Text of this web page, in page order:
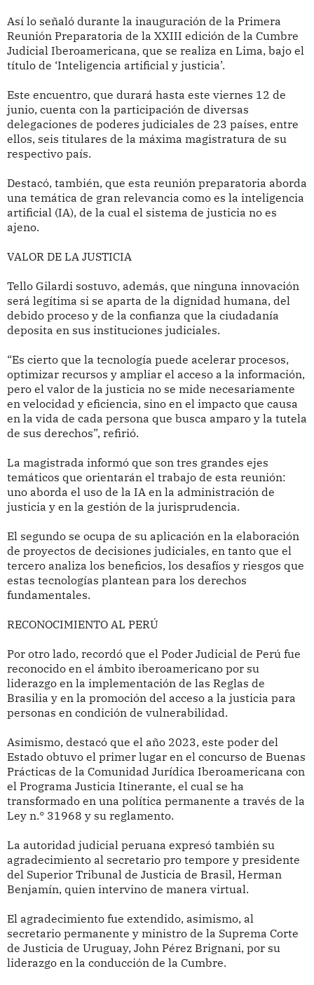
Así lo señaló durante la inauguración de la Primera
Reunión Preparatoria de la XXIII edición de la Cumbre
Judicial Iberoamericana, que se realiza en Lima, bajo el
título de ‘Inteligencia artificial y justicia’.
Este encuentro, que durará hasta este viernes 12 de
junio, cuenta con la participación de diversas
delegaciones de poderes judiciales de 23 países, entre
ellos, seis titulares de la máxima magistratura de su
respectivo país.
Destacó, también, que esta reunión preparatoria aborda
una temática de gran relevancia como es la inteligencia
artificial (IA), de la cual el sistema de justicia no es
ajeno.
VALOR DE LA JUSTICIA
Tello Gilardi sostuvo, además, que ninguna innovación
será legítima si se aparta de la dignidad humana, del
debido proceso y de la confianza que la ciudadanía
deposita en sus instituciones judiciales.
“Es cierto que la tecnología puede acelerar procesos,
optimizar recursos y ampliar el acceso a la información,
pero el valor de la justicia no se mide necesariamente
en velocidad y eficiencia, sino en el impacto que causa
en la vida de cada persona que busca amparo y la tutela
de sus derechos”, refirió.
La magistrada informó que son tres grandes ejes
temáticos que orientarán el trabajo de esta reunión:
uno aborda el uso de la IA en la administración de
justicia y en la gestión de la jurisprudencia.
El segundo se ocupa de su aplicación en la elaboración
de proyectos de decisiones judiciales, en tanto que el
tercero analiza los beneficios, los desafíos y riesgos que
estas tecnologías plantean para los derechos
fundamentales.
RECONOCIMIENTO AL PERÚ
Por otro lado, recordó que el Poder Judicial de Perú fue
reconocido en el ámbito iberoamericano por su
liderazgo en la implementación de las Reglas de
Brasilia y en la promoción del acceso a la justicia para
personas en condición de vulnerabilidad.
Asimismo, destacó que el año 2023, este poder del
Estado obtuvo el primer lugar en el concurso de Buenas
Prácticas de la Comunidad Jurídica Iberoamericana con
el Programa Justicia Itinerante, el cual se ha
transformado en una política permanente a través de la
Ley n.° 31968 y su reglamento.
La autoridad judicial peruana expresó también su
agradecimiento al secretario pro tempore y presidente
del Superior Tribunal de Justicia de Brasil, Herman
Benjamín, quien intervino de manera virtual.
El agradecimiento fue extendido, asimismo, al
secretario permanente y ministro de la Suprema Corte
de Justicia de Uruguay, John Pérez Brignani, por su
liderazgo en la conducción de la Cumbre.